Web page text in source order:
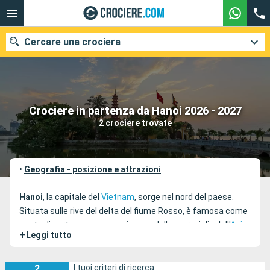
Crociere in partenza da Hanoi 2026 - 2027
2 crociere trovate
Cercare una crociera
Le nostre destinazioni
Mesi di partenza
Porti Compagnie
Ricerca
• Geografia - posizione e attrazioni
Hanoi, la capitale del Vietnam, sorge nel nord del paese.
Situata sulle rive del delta del fiume Rosso, è famosa come
punto di partenza per scoprire una delle meraviglie dell'Asia
la baia di Halong con le sue grotte scolpite negli isolotti
quartiere dove si ergono orgogliosamente dal XV secolo le
+ Leggi tutto
I tuoi criteri di ricerca: